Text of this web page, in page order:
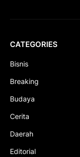
CATEGORIES
Bisnis
Breaking
Budaya
Cerita
Daerah
Editorial